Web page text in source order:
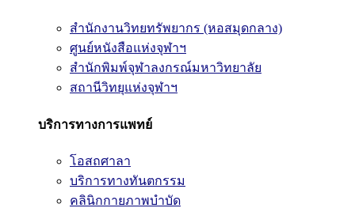
สำนักงานวิทยทรัพยากร (หอสมุดกลาง)
ศูนย์หนังสือแห่งจุฬาฯ
สำนักพิมพ์จุฬาลงกรณ์มหาวิทยาลัย
สถานีวิทยุแห่งจุฬาฯ
บริการทางการแพทย์
โอสถศาลา
บริการทางทันตกรรม
คลินิกกายภาพบำบัด